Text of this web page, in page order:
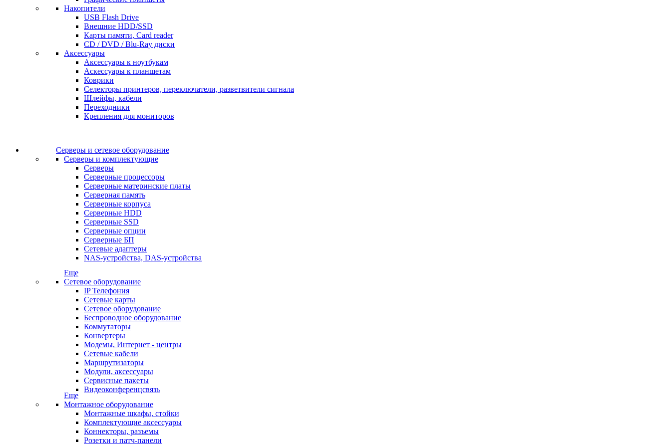
Накопители
USB Flash Drive
Внешние HDD/SSD
Карты памяти, Card reader
CD / DVD / Blu-Ray диски
Аксессуары
Аксессуары к ноутбукам
Аскессуары к планшетам
Коврики
Селекторы принтеров, переключатели, разветвители сигнала
Шлейфы, кабели
Переходники
Крепления для мониторов
Серверы и сетевое оборудование
Серверы и комплектующие
Серверы
Серверные процессоры
Серверные материнские платы
Серверная память
Серверные корпуса
Серверные HDD
Серверные SSD
Серверные опции
Серверные БП
Сетевые адаптеры
NAS-устройства, DAS-устройства
Еще
Сетевое оборудование
IP Телефония
Сетевые карты
Сетевое оборудование
Беспроводное оборудование
Коммутаторы
Конвертеры
Модемы, Интернет - центры
Сетевые кабели
Маршрутизаторы
Модули, аксессуары
Сервисные пакеты
Видеоконференцсвязь
Еще
Монтажное оборудование
Монтажные шкафы, стойки
Комплектующие аксессуары
Коннекторы, разъемы
Розетки и патч-панели